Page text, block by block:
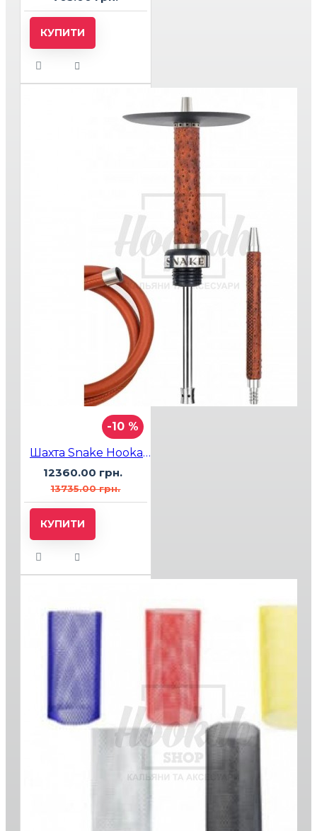
КУПИТИ
-10 %
Шахта Snake Hookah Wild Ostrich
12360.00 грн.
13735.00 грн.
КУПИТИ